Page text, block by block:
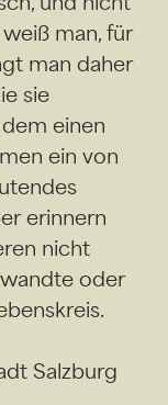
man, für
man daher
sie
einen
ein von
erinnern
nicht
oder
Salzburg